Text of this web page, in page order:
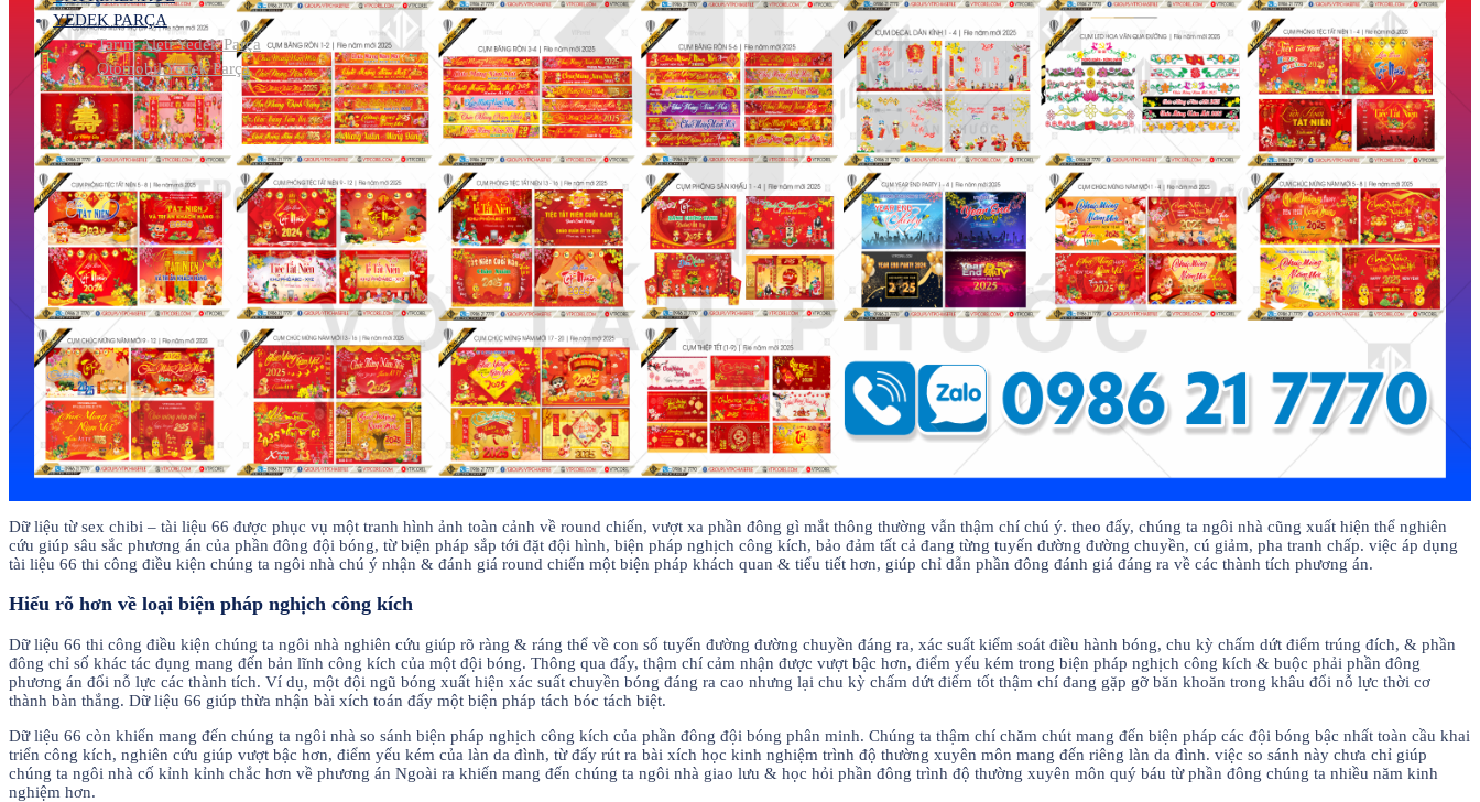
YEDEK PARÇA
Tarım Aleti Yedek Parça
Otomobil Yedek Parça
Dữ liệu từ sex chibi – tài liệu 66 được phục vụ một tranh hình ảnh toàn cảnh về round chiến, vượt xa phần đông gì mắt thông thường vẫn thậm chí chú ý. theo đấy, chúng ta ngôi nhà cũng xuất hiện thể nghiên
cứu giúp sâu sắc phương án của phần đông đội bóng, từ biện pháp sắp tới đặt đội hình, biện pháp nghịch công kích, bảo đảm tất cả đang từng tuyến đường đường chuyền, cú giảm, pha tranh chấp. việc áp dụng
tài liệu 66 thi công điều kiện chúng ta ngôi nhà chú ý nhận & đánh giá round chiến một biện pháp khách quan & tiểu tiết hơn, giúp chỉ dẫn phần đông đánh giá đáng ra về các thành tích phương án.
Hiểu rõ hơn về loại biện pháp nghịch công kích
Dữ liệu 66 thi công điều kiện chúng ta ngôi nhà nghiên cứu giúp rõ ràng & ráng thể về con số tuyến đường đường chuyền đáng ra, xác suất kiểm soát điều hành bóng, chu kỳ chấm dứt điểm trúng đích, & phần
đông chỉ số khác tác đụng mang đến bản lĩnh công kích của một đội bóng. Thông qua đấy, thậm chí cảm nhận được vượt bậc hơn, điểm yếu kém trong biện pháp nghịch công kích & buộc phải phần đông
phương án đổi nỗ lực các thành tích. Ví dụ, một đội ngũ bóng xuất hiện xác suất chuyền bóng đáng ra cao nhưng lại chu kỳ chấm dứt điểm tốt thậm chí đang gặp gỡ băn khoăn trong khâu đổi nỗ lực thời cơ
thành bàn thắng. Dữ liệu 66 giúp thừa nhận bài xích toán đấy một biện pháp tách bóc tách biệt.
Dữ liệu 66 còn khiến mang đến chúng ta ngôi nhà so sánh biện pháp nghịch công kích của phần đông đội bóng phân minh. Chúng ta thậm chí chăm chút mang đến biện pháp các đội bóng bậc nhất toàn cầu khai
triển công kích, nghiên cứu giúp vượt bậc hơn, điểm yếu kém của làn da đình, từ đấy rút ra bài xích học kinh nghiệm trình độ thường xuyên môn mang đến riêng làn da đình. việc so sánh này chưa chỉ giúp
chúng ta ngôi nhà cố kỉnh kỉnh chắc hơn về phương án Ngoài ra khiến mang đến chúng ta ngôi nhà giao lưu & học hỏi phần đông trình độ thường xuyên môn quý báu từ phần đông chúng ta nhiều năm kinh
nghiệm hơn.